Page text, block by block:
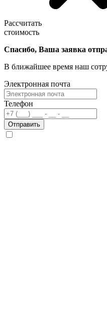
Рассчитать
стоимость
Спасибо, Ваша заявка
В ближайшее время наш
Электронная почта
Телефон
Отправить